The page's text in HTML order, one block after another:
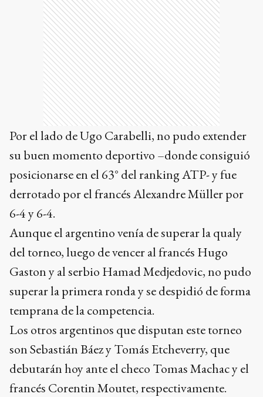
Por el lado de Ugo Carabelli, no pudo extender
su buen momento deportivo –donde consiguió
posicionarse en el 63° del ranking ATP- y fue
derrotado por el francés Alexandre Müller por
6-4 y 6-4.
Aunque el argentino venía de superar la qualy
del torneo, luego de vencer al francés Hugo
Gaston y al serbio Hamad Medjedovic, no pudo
superar la primera ronda y se despidió de forma
temprana de la competencia.
Los otros argentinos que disputan este torneo
son Sebastián Báez y Tomás Etcheverry, que
debutarán hoy ante el checo Tomas Machac y el
francés Corentin Moutet, respectivamente.